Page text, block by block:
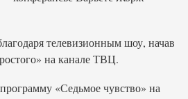
телевизионным шоу, начав
на канале ТВЦ.
«Седьмое чувство» на